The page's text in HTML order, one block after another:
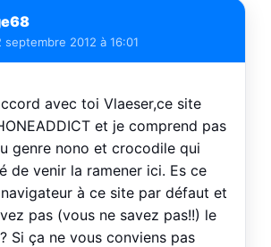
septembre 2012 à 16:01
avec toi Vlaeser,ce site
et je comprend pas
genre nono et crocodile qui
de venir la ramener ici. Es ce
à ce site par défaut et
pas (vous ne savez pas!!) le
Si ça ne vous conviens pas